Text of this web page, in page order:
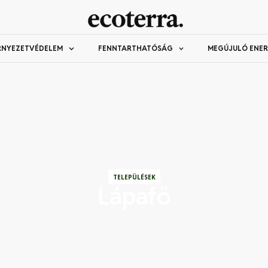
FENNTARTHATÓSÁG MEGÚJULÓ
TELEPÜLÉSEK